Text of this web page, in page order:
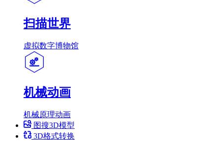
扫描世界
虚拟数字博物馆
机械动画
机械原理动画
图搜3D模型
3D格式转换